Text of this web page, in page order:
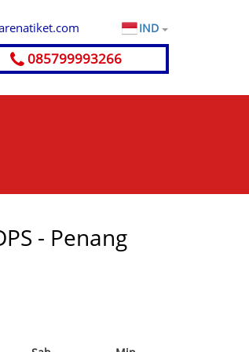
IND
085799993266
- Penang